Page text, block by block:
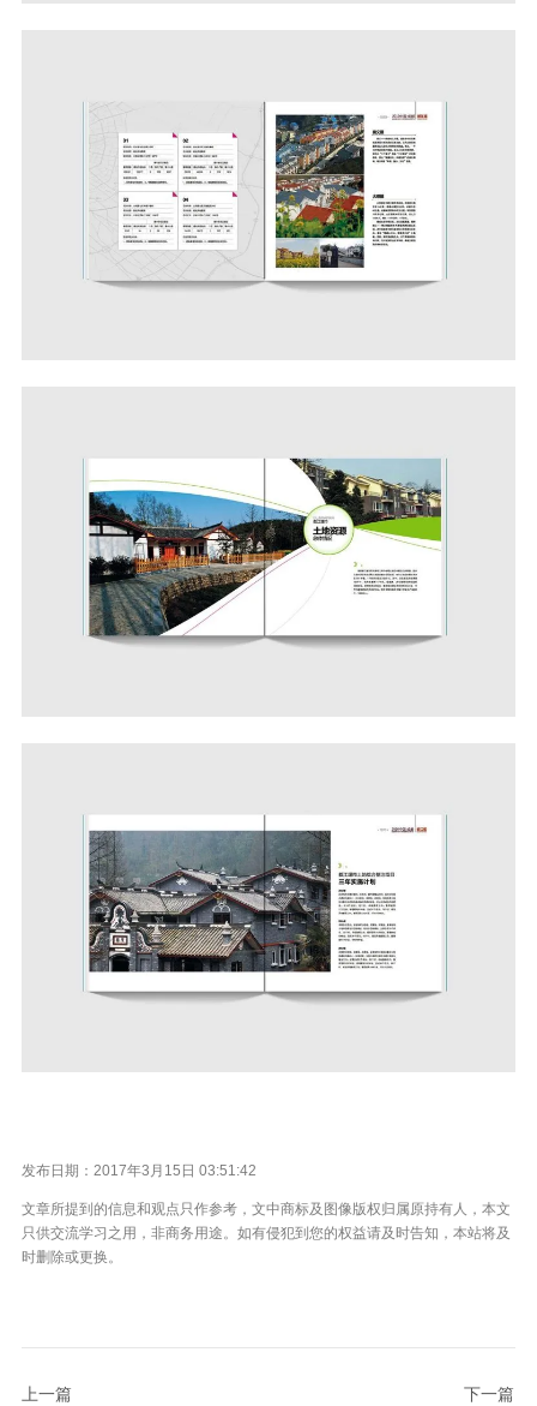
发布日期：2017年3月15日 03:51:42
文章所提到的信息和观点只作参考，文中商标及图像版权归属原持有人，本文
只供交流学习之用，非商务用途。如有侵犯到您的权益请及时告知，本站将及
时删除或更换。
上一篇 下一篇